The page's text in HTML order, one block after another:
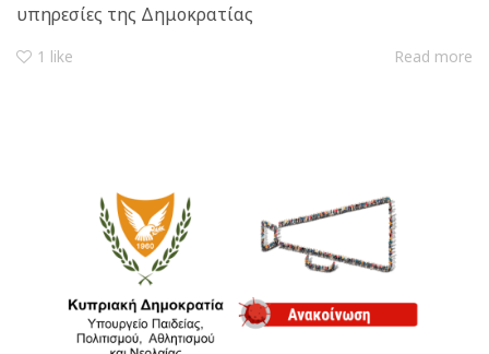
υπηρεσίες της Δημοκρατίας
1 like Read more